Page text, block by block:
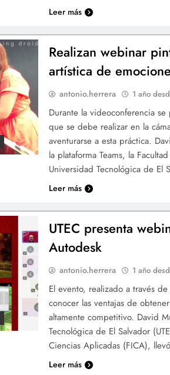
Leer más
Realizan webinar
artística de
antonio.herrera 1 año
Durante la videoconferencia
que se debe realizar en la
aventurarse a esta práctica.
la plataforma Teams, la
Universidad Tecnológica de El
Leer más
UTEC presenta
Autodesk
antonio.herrera 1 año
El evento, realizado a través
conocer las ventajas de
altamente competitivo. David
Tecnológica de El Salvador
Ciencias Aplicadas (FICA),
Leer más